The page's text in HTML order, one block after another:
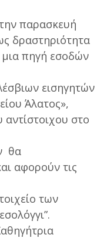
παρασκευή
δραστηριότητα
μια πηγή εσοδών
εισηγητών
Άλατος»,
στο
θα
αφορούν τις
των